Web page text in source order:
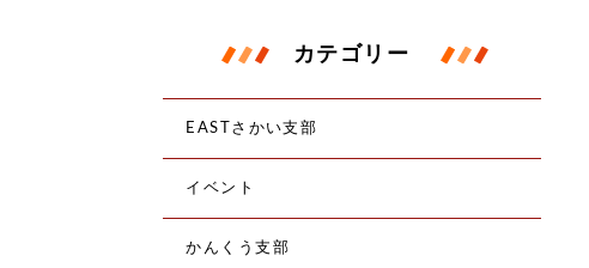
カテゴリー
EASTさかい支部
イベント
かんくう支部